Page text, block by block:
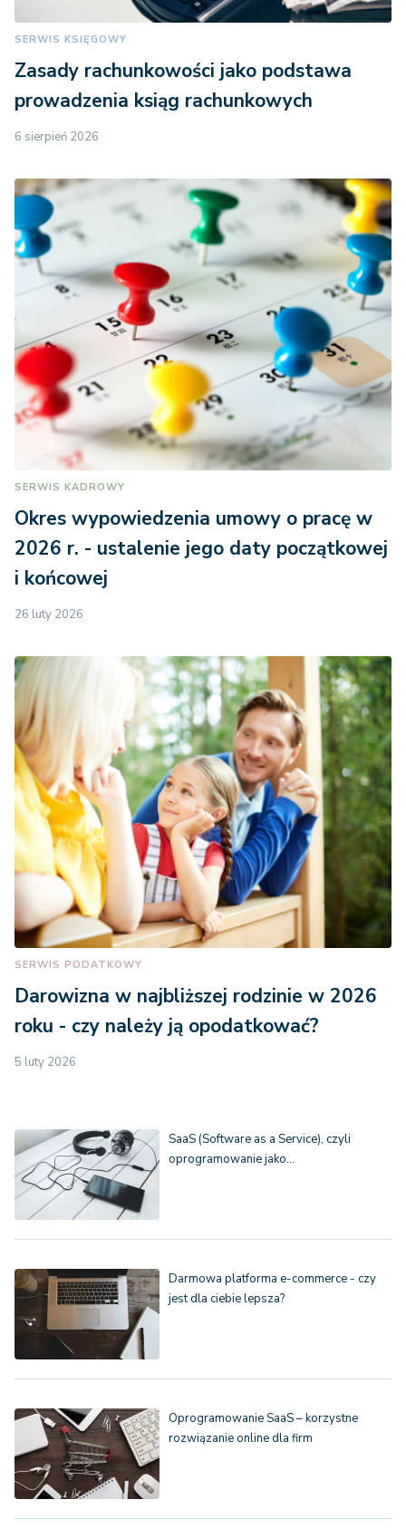
SERWIS KSIĘGOWY
Zasady rachunkowości jako podstawa
prowadzenia ksiąg rachunkowych
6 sierpień 2026
SERWIS KADROWY
Okres wypowiedzenia umowy o pracę w
2026 r. - ustalenie jego daty początkowej
i końcowej
26 luty 2026
SERWIS PODATKOWY
Darowizna w najbliższej rodzinie w 2026
roku - czy należy ją opodatkować?
5 luty 2026
SaaS (Software as a Service), czyli
oprogramowanie jako…
Darmowa platforma e-commerce - czy
jest dla ciebie lepsza?
Oprogramowanie SaaS – korzystne
rozwiązanie online dla firm